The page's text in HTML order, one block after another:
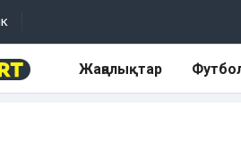
Жаңалықтар